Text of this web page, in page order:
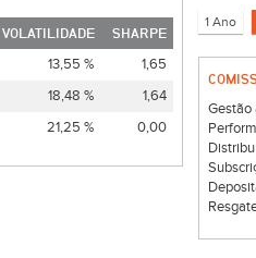
VOLATILIDADE
SHARPE
13,55 %
1,65
18,48 %
1,64
21,25 % 0,00
Gestão